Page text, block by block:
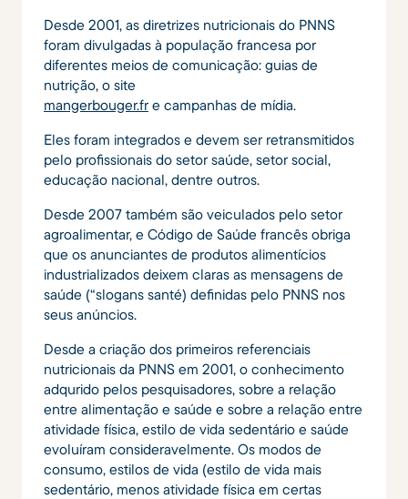
Desde 2001, as diretrizes nutricionais do PNNS
foram divulgadas à população francesa por
diferentes meios de comunicação: guias de
nutrição, o site
mangerbouger.fre campanhas de mídia.
Eles foram integrados e devem ser retransmitidos
pelo profissionais do setor saúde, setor social,
educação nacional, dentre outros.
Desde 2007 também são veiculados pelo setor
agroalimentar, e Código de Saúde francês obriga
que os anunciantes de produtos alimentícios
industrializados deixem claras as mensagens de
saúde (“slogans santé) definidas pelo PNNS nos
seus anúncios.
Desde a criação dos primeiros referenciais
nutricionais da PNNS em 2001, o conhecimento
adqurido pelos pesquisadores, sobre a relação
entre alimentação e saúde e sobre a relação entre
atividade física, estilo de vida sedentário e saúde
evoluíram consideravelmente. Os modos de
consumo, estilos de vida (estilo de vida mais
sedentário, menos atividade física em certas